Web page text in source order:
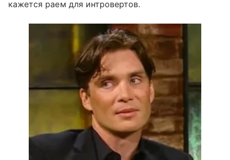
кажется раем для интровертов.